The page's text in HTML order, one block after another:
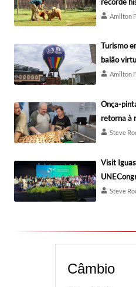
Amilton
Turismo
balão
Amilton
Onça-
retorna à
Steve
Visit
Steve
Câmbio